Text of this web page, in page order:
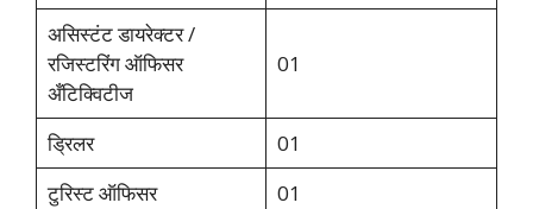
असिस्टंट डायरेक्टर /
रजिस्टरिंग ऑफिसर
अँटिक्विटीज
01
ड्रिलर
01
टुरिस्ट ऑफिसर
01